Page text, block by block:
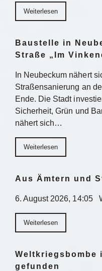
Weiterlesen
Baustelle in
Straße „Im
In Neubeckum nähert
Straßensanierung an
Ende. Die Stadt
Sicherheit, Grün und
nähert sich…
Weiterlesen
Aus Ämtern und
6. August 2026, 14:05
Weiterlesen
Weltkriegsbombe
gefunden